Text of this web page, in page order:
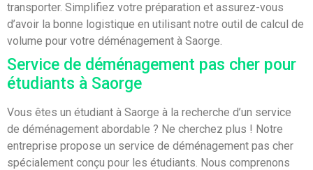
transporter. Simplifiez votre préparation et assurez-vous
d’avoir la bonne logistique en utilisant notre outil de calcul de
volume pour votre déménagement à Saorge.
Service de déménagement pas cher pour
étudiants à Saorge
Vous êtes un étudiant à Saorge à la recherche d’un service
de déménagement abordable ? Ne cherchez plus ! Notre
entreprise propose un service de déménagement pas cher
spécialement conçu pour les étudiants. Nous comprenons